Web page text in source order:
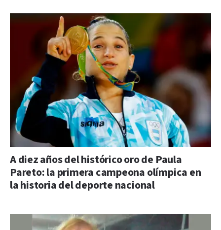
A diez años del histórico oro de Paula
Pareto: la primera campeona olímpica en
la historia del deporte nacional